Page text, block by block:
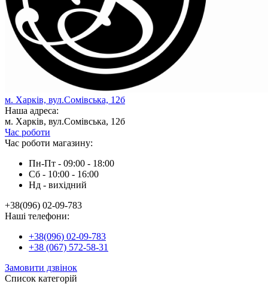
м. Харків, вул.Сомівська, 12б
Наша адреса:
м. Харків, вул.Сомівська, 12б
Час роботи
Час роботи магазину:
Пн-Пт - 09:00 - 18:00
Сб - 10:00 - 16:00
Нд - вихiдний
+38(096) 02-09-783
Наші телефони:
+38(096) 02-09-783
+38 (067) 572-58-31
Замовити дзвінок
Список категорій